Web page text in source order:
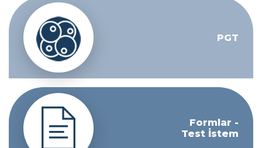
PGT
Formlar -
Test İstem